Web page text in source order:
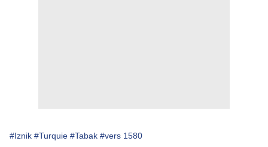
#Iznik #Turquie #Tabak #vers 1580